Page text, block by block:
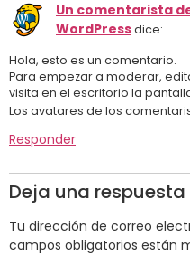
Un comentarista
WordPressdice:
Hola, esto es un comentario.
Para empezar a moderar,
visita en el escritorio la
Los avatares de los
Responder
Deja una respuesta
Tu dirección de correo
campos obligatorios están